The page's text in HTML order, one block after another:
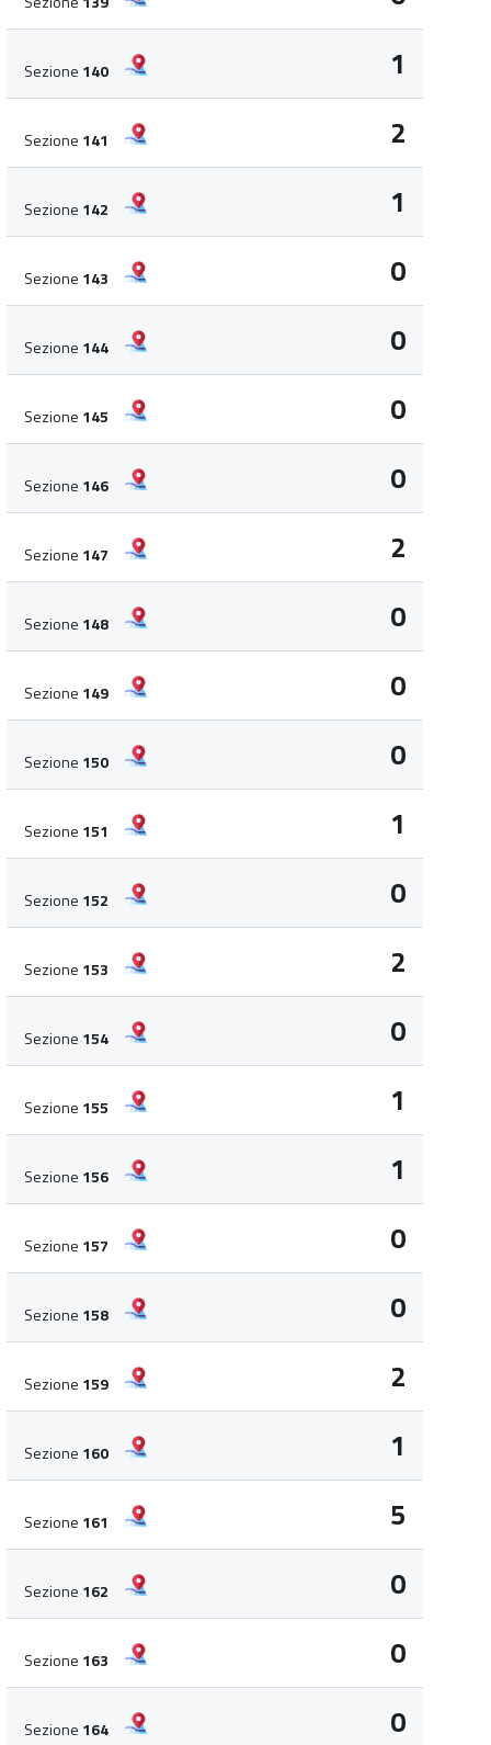
Sezione 140 1
Sezione 141 2
Sezione 142 1
Sezione 143 0
Sezione 144 0
Sezione 145 0
Sezione 146 0
Sezione 147 2
Sezione 148 0
Sezione 149 0
Sezione 150 0
Sezione 151 1
Sezione 152 0
Sezione 153 2
Sezione 154 0
Sezione 155 1
Sezione 156 1
Sezione 157 0
Sezione 158 0
Sezione 159 2
Sezione 160 1
Sezione 161 5
Sezione 162 0
Sezione 163 0
Sezione 164 0